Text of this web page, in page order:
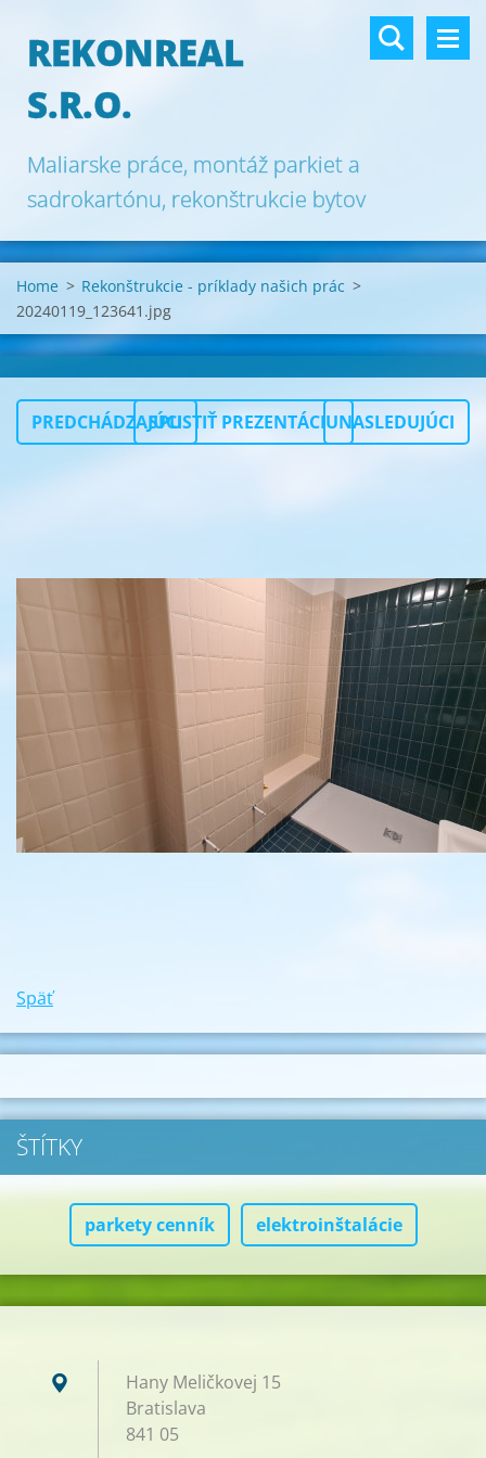
REKONREAL
S.R.O.
Maliarske práce, montáž parkiet a
sadrokartónu, rekonštrukcie bytov
Bratislava.
Home > Rekonštrukcie - príklady našich prác >
20240119_123641.jpg
PREDCHÁDZAJÚCISPUSTIŤ PREZENTÁCIUNASLEDUJÚCI
Späť
ŠTÍTKY
parkety cenník elektroinštalácie
Hany Meličkovej 15
Bratislava
841 05